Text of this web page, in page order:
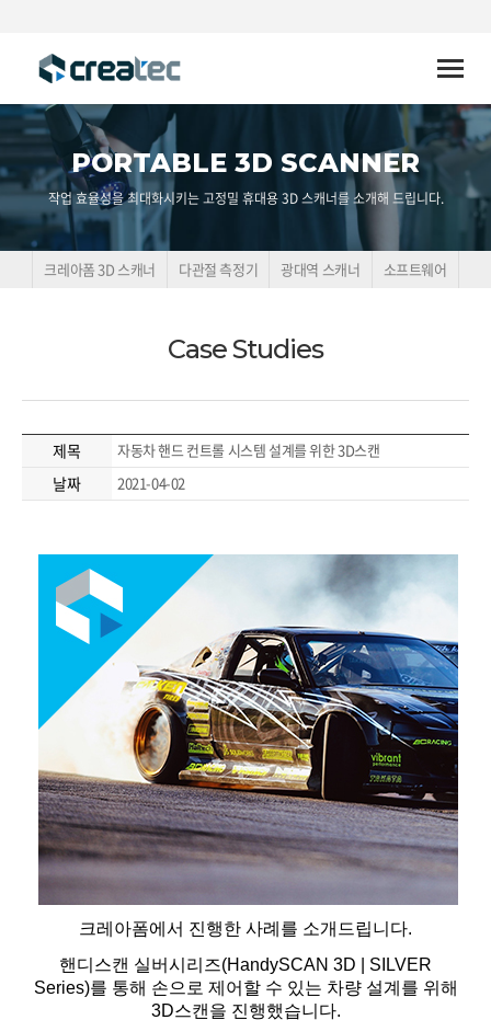
Toggle
PORTABLE 3D SCANNER
작업 효율성을 최대화시키는 고정밀 휴대용 3D 스캐너를 소개해 드립니다.
크레아폼 3D 스캐너 다관절 측정기 광대역 스캐너 소프트웨어
Case Studies
제목 자동차 핸드 컨트롤 시스템 설계를 위한 3D스캔
날짜 2021-04-02